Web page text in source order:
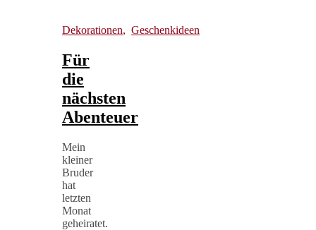
Dekorationen, Geschenkideen
Für
die
nächsten
Abenteuer
Mein
kleiner
Bruder
hat
letzten
Monat
geheiratet.